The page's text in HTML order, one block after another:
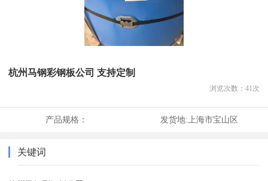
杭州马钢彩钢板公司 支持定制
浏览次数： 41次
产品规格： 发货地: 上海市宝山区
关键词